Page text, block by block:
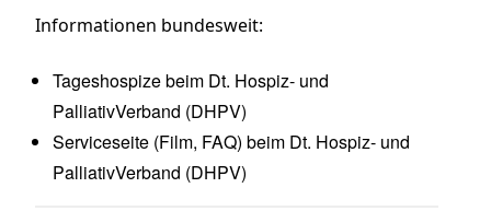
Informationen bundesweit:
Tageshospize beim Dt. Hospiz- und
PalliativVerband (DHPV)
Serviceseite (Film, FAQ) beim Dt. Hospiz- und
PalliativVerband (DHPV)